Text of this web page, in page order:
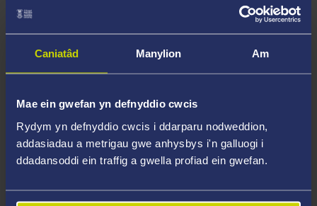
Caniatâd Manylion Am
Mae ein gwefan yn defnyddio cwcis
Rydym yn defnyddio cwcis i ddarparu nodweddion,
addasiadau a metrigau gwe anhysbys i'n galluogi i
ddadansoddi ein traffig a gwella profiad ein gwefan.